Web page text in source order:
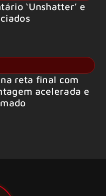
‘Unshatter’ e
reta final com
acelerada e